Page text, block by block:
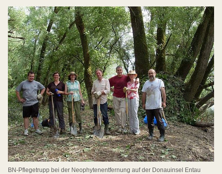
BN-Pflegetrupp bei der Neophytenentfernung auf der Donauinsel Entau